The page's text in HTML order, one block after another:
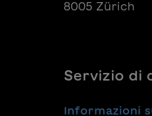
8005 Zürich
Servizio di
Informazioni